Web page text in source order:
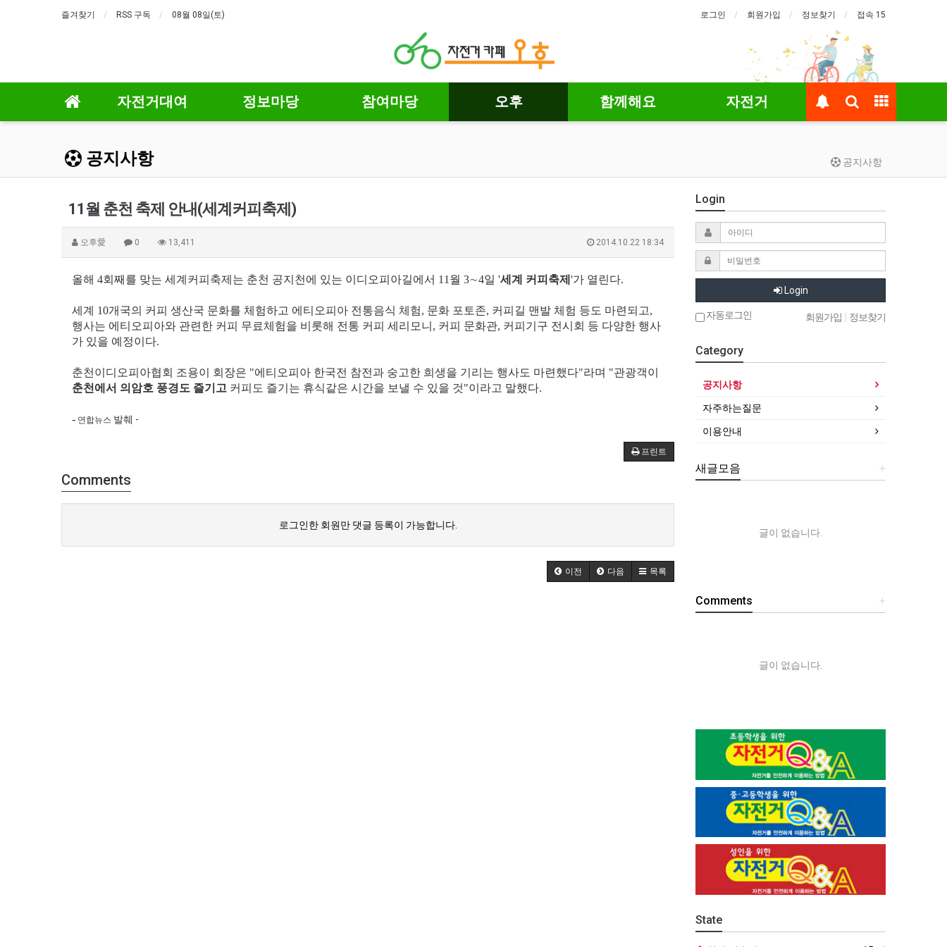
즐겨찾기 RSS 구독 08월 08일(토) 로그인 회원가입 정보찾기 접속 15
자전거대여 정보마당 참여마당 오후 함께해요 자전거
공지사항 공지사항
11월 춘천 축제 안내(세계커피축제)
오후愛 0 13,411 2014.10.22 18:34
올해 4회째를 맞는 세계커피축제는 춘천 공지천에 있는 이디오피아길에서 11월 3∼4일 '세계 커피축제 '가 열린다.
세계 10개국의 커피 생산국 문화를 체험하고 에티오피아 전통음식 체험, 문화 포토존, 커피길 맨발 체험 등도 마련되고,
행사는 에티오피아와 관련한 커피 무료체험을 비롯해 전통 커피 세리모니, 커피 문화관, 커피기구 전시회 등 다양한 행사
가 있을 예정이다.
춘천이디오피아협회 조용이 회장은 "에티오피아 한국전 참전과 숭고한 희생을 기리는 행사도 마련했다"라며 "관광객이
춘천에서 의암호 풍경도 즐기고 커피도 즐기는 휴식같은 시간을 보낼 수 있을 것"이라고 말했다.
​- 연합뉴스 발췌 -
프린트
Comments
로그인한 회원만 댓글 등록이 가능합니다.
이전 다음 목록
Login
Login
자동로그인 회원가입 정보찾기
Category
공지사항
자주하는질문
이용안내
+
새글모음
글이 없습니다.
+
Comments
글이 없습니다.
State